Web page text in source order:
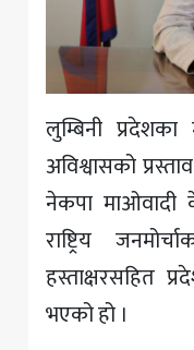
लुम्बिनी
अविश्वासको
नेकपा माओवादी
राष्ट्रिय
हस्ताक्षरसहित
भएको हो ।